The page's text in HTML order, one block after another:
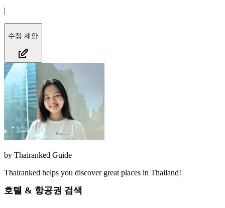
|
수정 제안
by Thairanked Guide
Thairanked helps you discover great places in Thailand!
호텔 & 항공권 검색